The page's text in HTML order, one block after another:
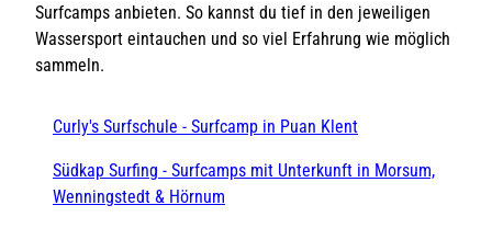
Surfcamps anbieten. So kannst du tief in den jeweiligen
Wassersport eintauchen und so viel Erfahrung wie möglich
sammeln.
Curly's Surfschule - Surfcamp in Puan Klent
Südkap Surfing - Surfcamps mit Unterkunft in Morsum,
Wenningstedt & Hörnum